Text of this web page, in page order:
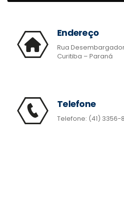
Endereço
Rua
Curitiba – Paraná
Telefone
Telefone: (41) 3356-